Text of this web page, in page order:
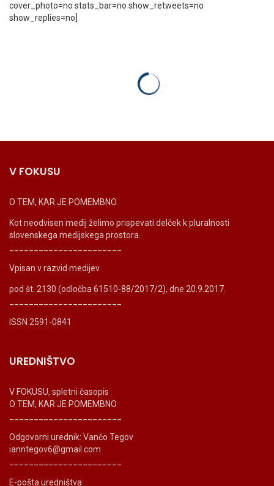
cover_photo=no stats_bar=no show_retweets=no
show_replies=no]
V FOKUSU
O TEM, KAR JE POMEMBNO.
Kot neodvisen medij želimo prispevati delček k pluralnosti
slovenskega medijskega prostora.
Vpisan v razvid medijev
pod št. 2130 (odločba 61510-88/2017/2), dne 20.9.2017.
ISSN 2591-0841
UREDNIŠTVO
V FOKUSU, spletni časopis
O TEM, KAR JE POMEMBNO
Odgovorni urednik: Vančo Tegov
ianntegov6@gmail.com
E-pošta uredništva: